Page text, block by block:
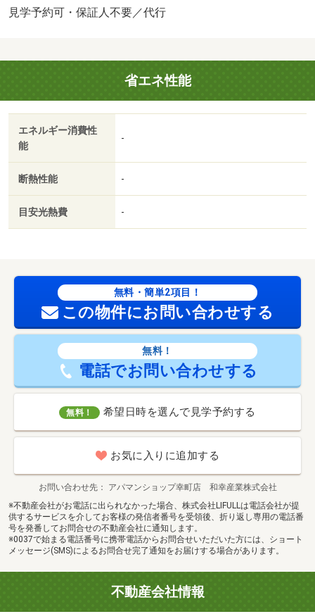
ト（課税対象） 1980円/賃貸戸数:4戸
見学予約可・保証人不要／代行
省エネ性能
エネルギー消費性
能
-
断熱性能 -
目安光熱費 -
無料・簡単2項目！
この物件にお問い合わせする
無料！
電話でお問い合わせする
無料！ 希望日時を選んで見学予約する
お気に入りに追加する
お問い合わせ先
アパマンショップ幸町店 和幸産業株式会社
※不動産会社がお電話に出られなかった場合、株式会社LIFULLは電話会社が提
供するサービスを介してお客様の発信者番号を受領後、折り返し専用の電話番
号を発番してお問合せの不動産会社に通知します。
※0037で始まる電話番号に携帯電話からお問合せいただいた方には、ショート
メッセージ(SMS)によるお問合せ完了通知をお届けする場合があります。
不動産会社情報